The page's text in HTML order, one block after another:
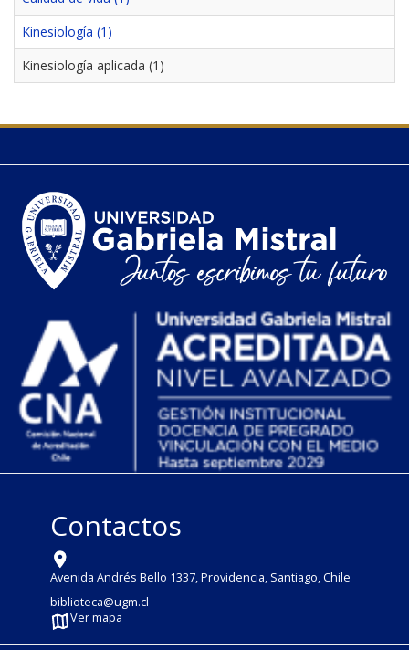
Kinesiología (1)
Kinesiología aplicada (1)
Contactos
Avenida Andrés Bello 1337, Providencia, Santiago, Chile
biblioteca@ugm.cl
Ver mapa